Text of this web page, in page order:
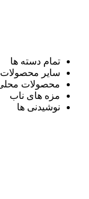
تمام دسته ها
سایر محصولات
محصولات
مزه های ناب
نوشیدنی ها